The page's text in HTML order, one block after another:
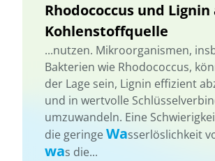
Rhodococcus und Lignin
Kohlenstoffquelle
...nutzen. Mikroorganismen,
Bakterien wie Rhodococcus,
der Lage sein, Lignin effizient
und in wertvolle
umzuwandeln. Eine
die geringeWasserlöslichkeit
was die...